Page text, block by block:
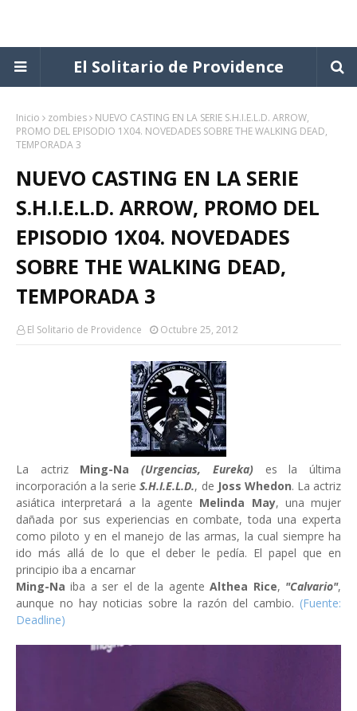
El Solitario de Providence
Inicio zombies
NUEVO CASTING EN LA SERIE S.H.I.E.L.D. ARROW,
PROMO DEL EPISODIO 1X04. NOVEDADES SOBRE THE WALKING DEAD,
TEMPORADA 3
NUEVO CASTING EN LA SERIE
S.H.I.E.L.D. ARROW, PROMO DEL
EPISODIO 1X04. NOVEDADES
SOBRE THE WALKING DEAD,
TEMPORADA 3
El Solitario de Providence Octubre 25, 2012
La actriz Ming-Na(Urgencias, Eureka)es la última
incorporación a la serieS.H.I.E.L.D., de Joss Whedon. La actriz
asiática interpretará a la agente Melinda May, una mujer
dañada por sus experiencias en combate, toda una experta
como piloto y en el manejo de las armas, la cual siempre ha
ido más allá de lo que el deber le pedía. El papel que en
principio iba a encarnar
Ming-Na iba a ser el de la agenteAlthea Rice, "Calvario",
aunque no hay noticias sobre la razón del cambio. (Fuente:
Deadline)